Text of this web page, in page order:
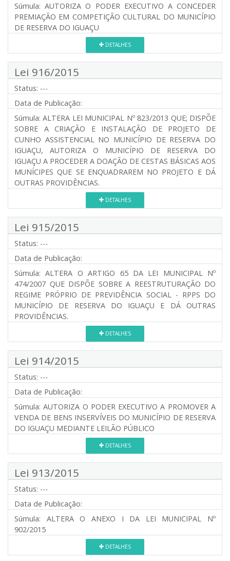
Súmula: AUTORIZA O PODER EXECUTIVO A CONCEDER
PREMIAÇÃO EM COMPETIÇÃO CULTURAL DO MUNICÍPIO
DE RESERVA DO IGUAÇU
DETALHES
Lei 916/2015
Status: ---
Data de Publicação:
Súmula: ALTERA LEI MUNICIPAL Nº 823/2013 QUE; DISPÕE
SOBRE A CRIAÇÃO E INSTALAÇÃO DE PROJETO DE
CUNHO ASSISTENCIAL NO MUNICÍPIO DE RESERVA DO
IGUAÇU, AUTORIZA O MUNICÍPIO DE RESERVA DO
IGUAÇU A PROCEDER A DOAÇÃO DE CESTAS BÁSICAS AOS
MUNÍCIPES QUE SE ENQUADRAREM NO PROJETO E DÁ
OUTRAS PROVIDÊNCIAS.
DETALHES
Lei 915/2015
Status: ---
Data de Publicação:
Súmula: ALTERA O ARTIGO 65 DA LEI MUNICIPAL Nº
474/2007 QUE DISPÕE SOBRE A REESTRUTURAÇÃO DO
REGIME PRÓPRIO DE PREVIDÊNCIA SOCIAL - RPPS DO
MUNICÍPIO DE RESERVA DO IGUAÇU E DÁ OUTRAS
PROVIDÊNCIAS.
DETALHES
Lei 914/2015
Status: ---
Data de Publicação:
Súmula: AUTORIZA O PODER EXECUTIVO A PROMOVER A
VENDA DE BENS INSERVÍVEIS DO MUNICÍPIO DE RESERVA
DO IGUAÇU MEDIANTE LEILÃO PÚBLICO
DETALHES
Lei 913/2015
Status: ---
Data de Publicação:
Súmula: ALTERA O ANEXO I DA LEI MUNICIPAL Nº
902/2015
DETALHES